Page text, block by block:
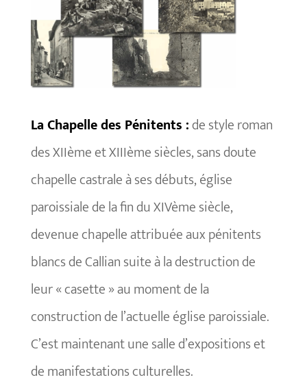
La Chapelle des Pénitents :de style roman
des XIIème et XIIIème siècles, sans doute
chapelle castrale à ses débuts, église
paroissiale de la fin du XIVème siècle,
devenue chapelle attribuée aux pénitents
blancs de Callian suite à la destruction de
leur « casette » au moment de la
construction de l’actuelle église paroissiale.
C’est maintenant une salle d’expositions et
de manifestations culturelles.